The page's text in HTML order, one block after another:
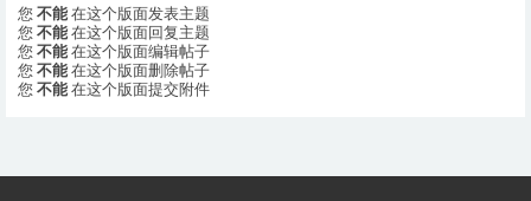
您 不能在这个版面发表主题
您 不能在这个版面回复主题
您 不能在这个版面编辑帖子
您 不能在这个版面删除帖子
您 不能在这个版面提交附件